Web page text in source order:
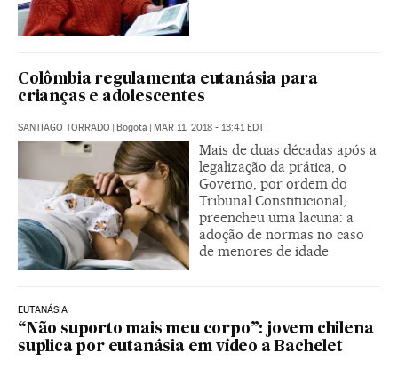
Colômbia regulamenta eutanásia para
crianças e adolescentes
SANTIAGO TORRADO | Bogotá | MAR 11, 2018 - 13:41EDT
Mais de duas décadas após a
legalização da prática, o
Governo, por ordem do
Tribunal Constitucional,
preencheu uma lacuna: a
adoção de normas no caso
de menores de idade
EUTANÁSIA
“Não suporto mais meu corpo”: jovem chilena
suplica por eutanásia em vídeo a Bachelet